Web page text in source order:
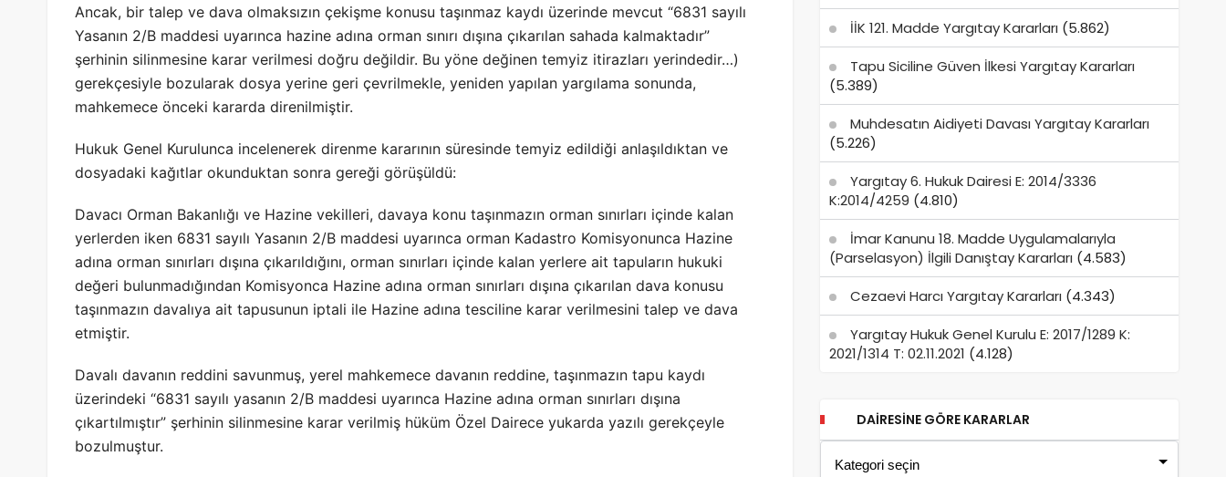
Ancak, bir talep ve dava olmaksızın çekişme konusu taşınmaz kaydı üzerinde mevcut “6831 sayılı
Yasanın 2/B maddesi uyarınca hazine adına orman sınırı dışına çıkarılan sahada kalmaktadır”
şerhinin silinmesine karar verilmesi doğru değildir. Bu yöne değinen temyiz itirazları yerindedir…)
gerekçesiyle bozularak dosya yerine geri çevrilmekle, yeniden yapılan yargılama sonunda,
mahkemece önceki kararda direnilmiştir.
Hukuk Genel Kurulunca incelenerek direnme kararının süresinde temyiz edildiği anlaşıldıktan ve
dosyadaki kağıtlar okunduktan sonra gereği görüşüldü:
Davacı Orman Bakanlığı ve Hazine vekilleri, davaya konu taşınmazın orman sınırları içinde kalan
yerlerden iken 6831 sayılı Yasanın 2/B maddesi uyarınca orman Kadastro Komisyonunca Hazine
adına orman sınırları dışına çıkarıldığını, orman sınırları içinde kalan yerlere ait tapuların hukuki
değeri bulunmadığından Komisyonca Hazine adına orman sınırları dışına çıkarılan dava konusu
taşınmazın davalıya ait tapusunun iptali ile Hazine adına tesciline karar verilmesini talep ve dava
etmiştir.
Davalı davanın reddini savunmuş, yerel mahkemece davanın reddine, taşınmazın tapu kaydı
üzerindeki “6831 sayılı yasanın 2/B maddesi uyarınca Hazine adına orman sınırları dışına
çıkartılmıştır” şerhinin silinmesine karar verilmiş hüküm Özel Dairece yukarda yazılı gerekçeyle
bozulmuştur.
İİK 121. Madde Yargıtay Kararları (5.862)
Tapu Siciline Güven İlkesi Yargıtay Kararları
(5.389)
Muhdesatın Aidiyeti Davası Yargıtay Kararları
(5.226)
Yargıtay 6. Hukuk Dairesi E: 2014/3336
K:2014/4259 (4.810)
İmar Kanunu 18. Madde Uygulamalarıyla
(Parselasyon) İlgili Danıştay Kararları (4.583)
Cezaevi Harcı Yargıtay Kararları (4.343)
Yargıtay Hukuk Genel Kurulu E: 2017/1289 K:
2021/1314 T: 02.11.2021 (4.128)
DAIRESINE GÖRE KARARLAR